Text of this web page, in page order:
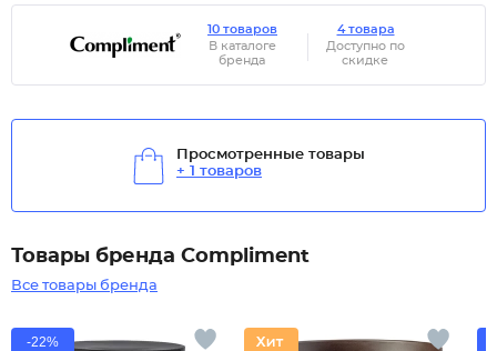
10 товаров
В каталоге
бренда
4 товара
Доступно по
скидке
Просмотренные товары
+ 1 товаров
Товары бренда Compliment
Все товары бренда
-22%